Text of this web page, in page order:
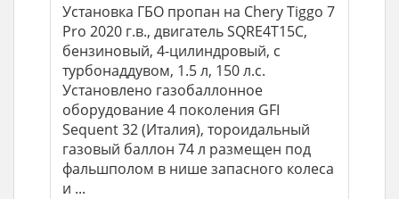
Установка ГБО пропан на Chery Tiggo 7
Pro 2020 г.в., двигатель SQRE4T15C,
бензиновый, 4-цилиндровый, с
турбонаддувом, 1.5 л, 150 л.с.
Установлено газобаллонное
оборудование 4 поколения GFI
Sequent 32 (Италия), тороидальный
газовый баллон 74 л размещен под
фальшполом в нише запасного колеса
и ...